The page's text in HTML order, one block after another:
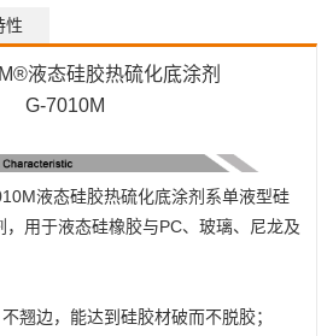
性
液态硅胶热硫化底涂剂
G-7010M
液态硅胶热硫化底涂剂 系单液型硅
用于液态硅橡胶与PC、玻璃、尼龙及
翘边，能达到硅胶材破而不脱胶；